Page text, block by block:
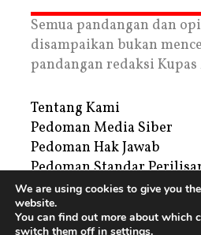
Semua pandangan dan
disampaikan bukan
pandangan redaksi
Tentang Kami
Pedoman Media Siber
Pedoman Hak Jawab
Pedoman Standar
Privacy Policy
Periklanan
We are using cookies to give you
website.
You can find out more about which
switch them off in settings.